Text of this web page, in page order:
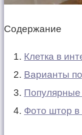
Содержание
Клетка в
Варианты
Популярные
Фото штор в